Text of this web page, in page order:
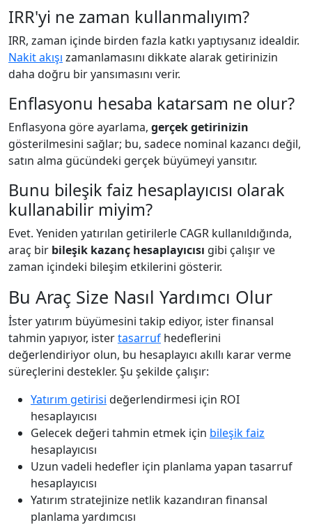
IRR'yi ne zaman kullanmalıyım?
IRR, zaman içinde birden fazla katkı yaptıysanız idealdir.
Nakit akışı zamanlamasını dikkate alarak getirinizin
daha doğru bir yansımasını verir.
Enflasyonu hesaba katarsam ne olur?
Enflasyona göre ayarlama, gerçek getirinizin
gösterilmesini sağlar; bu, sadece nominal kazancı değil,
satın alma gücündeki gerçek büyümeyi yansıtır.
Bunu bileşik faiz hesaplayıcısı olarak
kullanabilir miyim?
Evet. Yeniden yatırılan getirilerle CAGR kullanıldığında,
araç bir bileşik kazanç hesaplayıcısı gibi çalışır ve
zaman içindeki bileşim etkilerini gösterir.
Bu Araç Size Nasıl Yardımcı Olur
İster yatırım büyümesini takip ediyor, ister finansal
tahmin yapıyor, istertasarruf hedeflerini
değerlendiriyor olun, bu hesaplayıcı akıllı karar verme
süreçlerini destekler. Şu şekilde çalışır:
Yatırım getirisi değerlendirmesi için ROI
hesaplayıcısı
Gelecek değeri tahmin etmek için bileşik faiz
hesaplayıcısı
Uzun vadeli hedefler için planlama yapan tasarruf
hesaplayıcısı
Yatırım stratejinize netlik kazandıran finansal
planlama yardımcısı